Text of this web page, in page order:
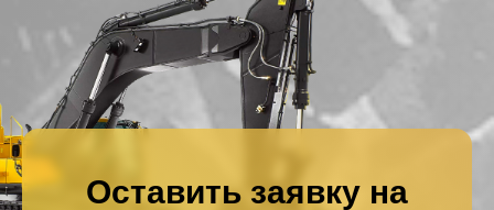
Оставить заявку на